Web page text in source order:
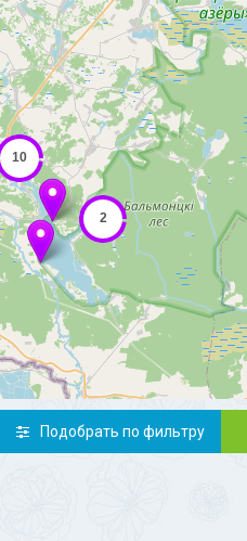
Подобрать по фильтру